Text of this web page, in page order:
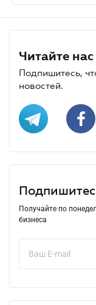
Читайте
Подпишитесь,
новостей.
Получайте по
бизнеса